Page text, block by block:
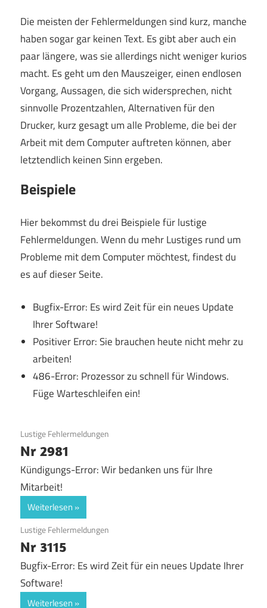
Die meisten der Fehlermeldungen sind kurz, manche
haben sogar gar keinen Text. Es gibt aber auch ein
paar längere, was sie allerdings nicht weniger kurios
macht. Es geht um den Mauszeiger, einen endlosen
Vorgang, Aussagen, die sich widersprechen, nicht
sinnvolle Prozentzahlen, Alternativen für den
Drucker, kurz gesagt um alle Probleme, die bei der
Arbeit mit dem Computer auftreten können, aber
letztendlich keinen Sinn ergeben.
Beispiele
Hier bekommst du drei Beispiele für lustige
Fehlermeldungen. Wenn du mehr Lustiges rund um
Probleme mit dem Computer möchtest, findest du
es auf dieser Seite.
Bugfix-Error: Es wird Zeit für ein neues Update
Ihrer Software!
Positiver Error: Sie brauchen heute nicht mehr zu
arbeiten!
486-Error: Prozessor zu schnell für Windows.
Füge Warteschleifen ein!
9. April 2019
Lustige Fehlermeldungen
Nr 2981
Kündigungs-Error: Wir bedanken uns für Ihre
Mitarbeit!
Weiterlesen
9. April 2019
Lustige Fehlermeldungen
Nr 3115
Bugfix-Error: Es wird Zeit für ein neues Update Ihrer
Software!
Weiterlesen